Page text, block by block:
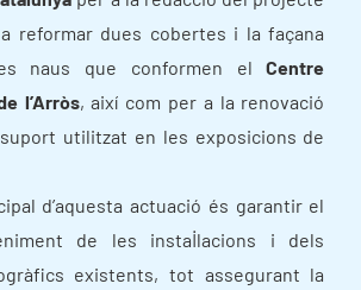
reformar dues cobertes i la façana
naus que conformen elCentre
l’Arròs, així com per a la renovació
utilitzat en les exposicions de
d’aquesta actuació és garantir el
de les instal·lacions i dels
existents, tot assegurant la